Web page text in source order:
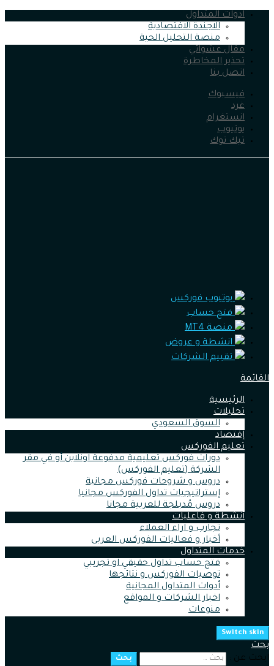
ادوات المتداول
الاجندة الاقتصادية
منصة التحليل الحية
مقال عشوائي
تحذير المخاطرة
اتصل بنا
فيسبوك
غرد
انستغرام
يوتيوب
تيك توك
يوتيوب فوركس
فتح حساب
منصة MT4
انشطة و عروض
تقييم الشركات
القائمة
الرئيسية
تحليلات
السوق السعودي
إقتصاد
تعليم الفوركس
دورات فوركس تعليمية مدفوعة اونلاين أو في مقر
الشركة (تعليم الفوركس)
دروس و شروحات فوركس مجانية
إستراتيجيات تداول الفوركس مجانيا
دروس مُدبلجة للعربية مجانا
أنشطة و فاعليات
تجارب و اراء العملاء
أخبار و فعاليات الفوركس العربى
خدمات المتداول
فتح حساب تداول حقيقي او تجريبي
توصيات الفوركس و نتائجها
أدوات المتداول المجانية
اخبار الشركات و المواقع
منوعات
Switch skin
بحث
ابحث عن :
بحث